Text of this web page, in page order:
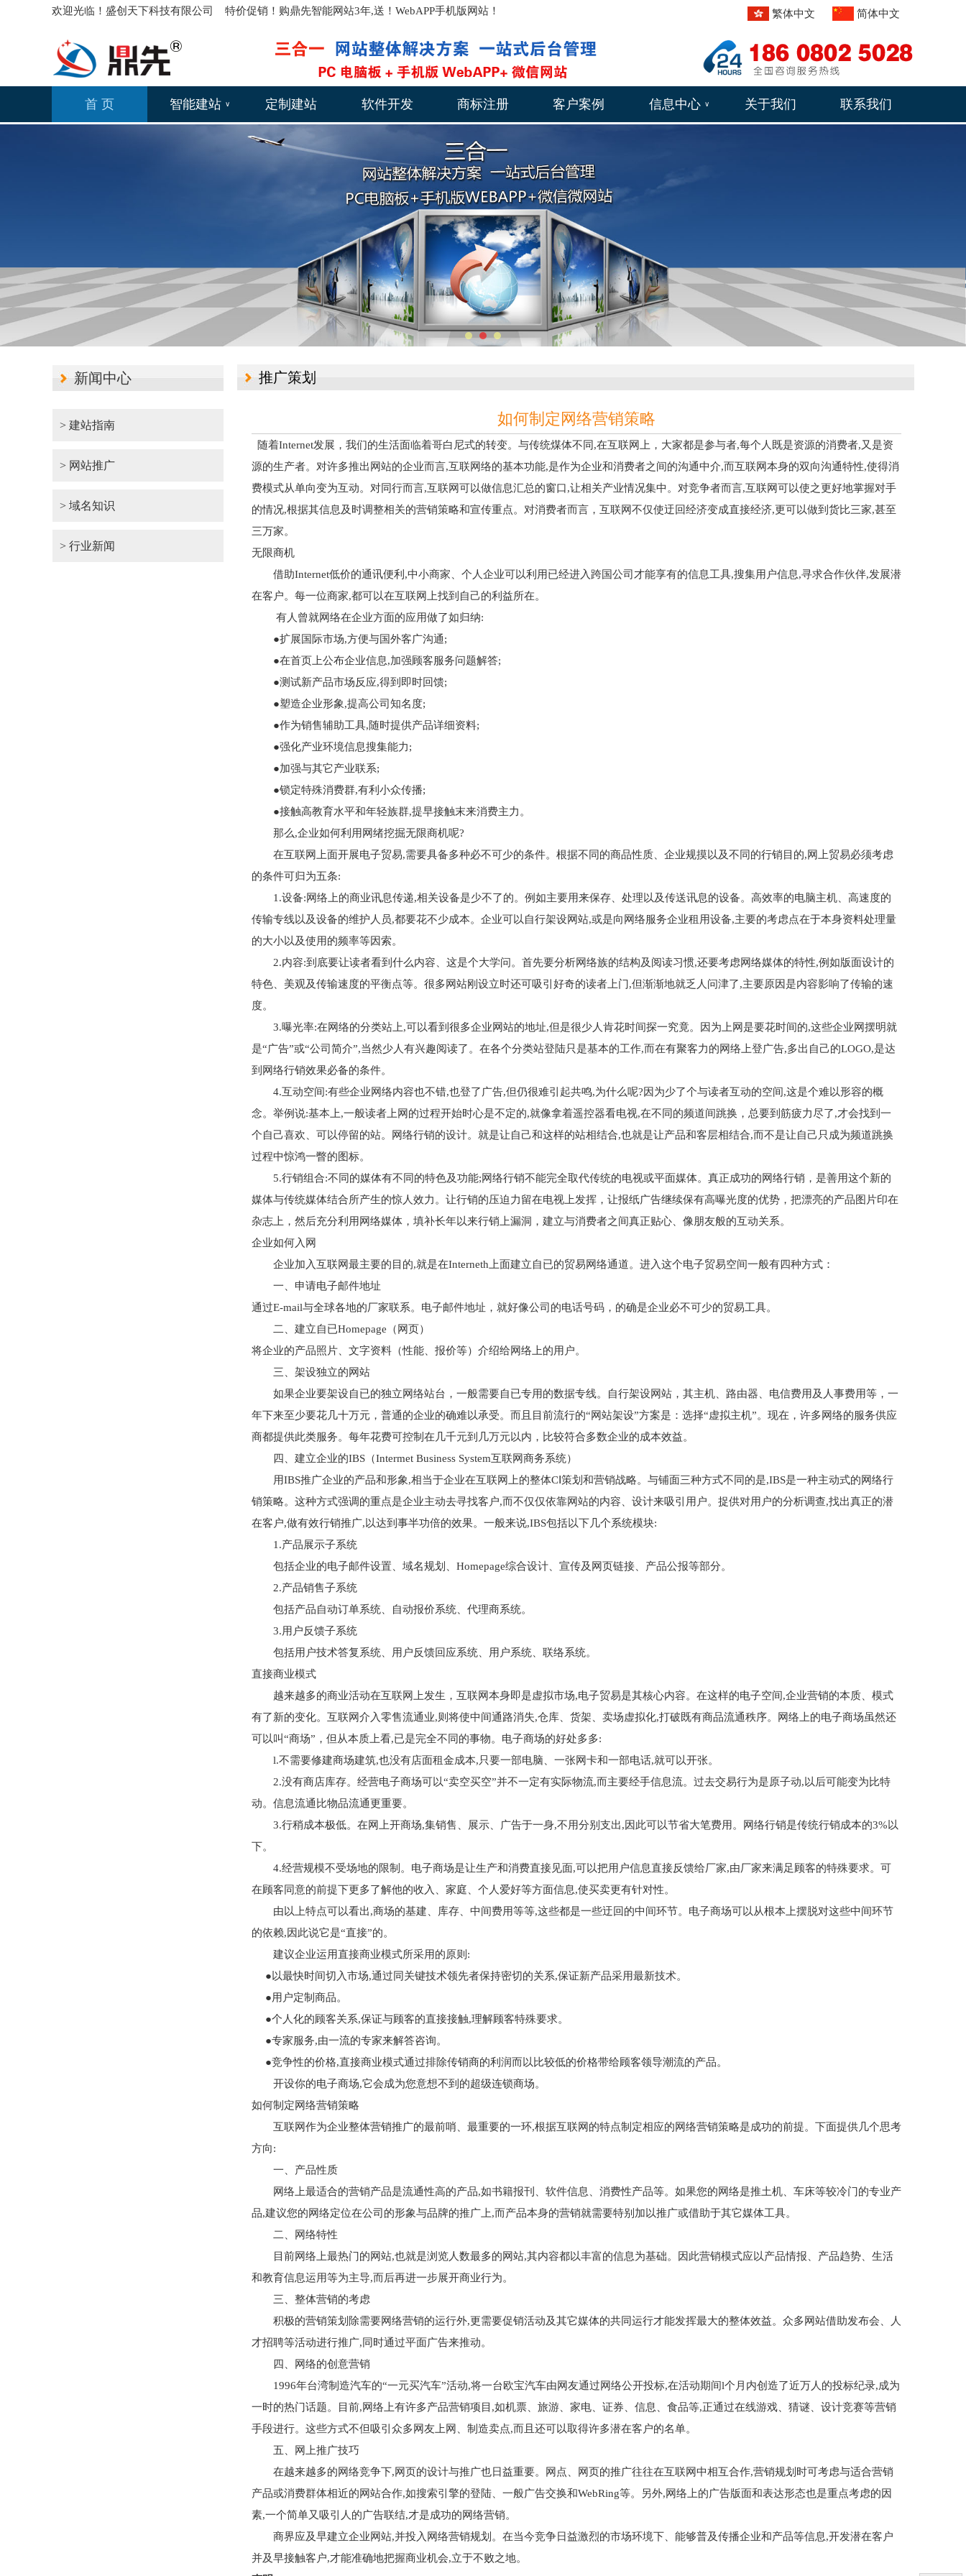
繁体中文 简体中文
欢迎光临！盛创天下科技有限公司 特价促销！购鼎先智能网站3年,送！WebAPP手机版网站！
首 页 智能建站 ∨ 定制建站 软件开发 商标注册 客户案例 信息中心 ∨ 关于我们 联系我们
新闻中心
> 建站指南
> 网站推广
> 域名知识
> 行业新闻
推广策划
如何制定网络营销策略
随着Internet发展，我们的生活面临着哥白尼式的转变。与传统煤体不同,在互联网上，大家都是参与者,每个人既是资源的消费者,又是资
源的生产者。对许多推出网站的企业而言,互联网络的基本功能,是作为企业和消费者之间的沟通中介,而互联网本身的双向沟通特性,使得消
费模式从单向变为互动。对同行而言,互联网可以做信息汇总的窗口,让相关产业情况集中。对竞争者而言,互联网可以使之更好地掌握对手
的情况,根据其信息及时调整相关的营销策略和宣传重点。对消费者而言，互联网不仅使迂回经济变成直接经济,更可以做到货比三家,甚至
三万家。
无限商机
借助Internet低价的通讯便利,中小商家、个人企业可以利用已经进入跨国公司才能享有的信息工具,搜集用户信息,寻求合作伙伴,发展潜
在客户。每一位商家,都可以在互联网上找到自己的利益所在。
有人曾就网络在企业方面的应用做了如归纳:
●扩展国际市场,方便与国外客广沟通;
●在首页上公布企业信息,加强顾客服务问题解答;
●测试新产品市场反应,得到即时回馈;
●塑造企业形象,提高公司知名度;
●作为销售辅助工具,随时提供产品详细资料;
●强化产业环境信息搜集能力;
●加强与其它产业联系;
●锁定特殊消费群,有利小众传播;
●接触高教育水平和年轻族群,提早接触末来消费主力。
那么,企业如何利用网绪挖掘无限商机呢?
在互联网上面开展电子贸易,需要具备多种必不可少的条件。根据不同的商品性质、企业规摸以及不同的行销目的,网上贸易必须考虑
的条件可归为五条:
1.设备:网络上的商业讯息传递,相关设备是少不了的。例如主要用来保存、处理以及传送讯息的设备。高效率的电脑主机、高速度的
传输专线以及设备的维护人员,都要花不少成本。企业可以自行架设网站,或是向网络服务企业租用设备,主要的考虑点在于本身资料处理量
的大小以及使用的频率等因索。
2.内容:到底要让读者看到什么内容、这是个大学问。首先要分析网络族的结构及阅读习惯,还要考虑网络媒体的特性,例如版面设计的
特色、美观及传输速度的平衡点等。很多网站刚设立时还可吸引好奇的读者上门,但渐渐地就乏人问津了,主要原因是内容影响了传输的速
度。
3.曝光率:在网络的分类站上,可以看到很多企业网站的地址,但是很少人肯花时间探一究竟。因为上网是要花时间的,这些企业网摆明就
是“广告”或“公司简介”,当然少人有兴趣阅读了。在各个分类站登陆只是基本的工作,而在有聚客力的网络上登广告,多出自己的LOGO,是达
到网络行销效果必备的条件。
4.互动空间:有些企业网络内容也不错,也登了广告,但仍很难引起共鸣,为什么呢?因为少了个与读者互动的空间,这是个难以形容的概
念。举例说:基本上,一般读者上网的过程开始时心是不定的,就像拿着遥控器看电视,在不同的频道间跳换，总要到筋疲力尽了,才会找到一
个自己喜欢、可以停留的站。网络行销的设计。就是让自己和这样的站相结合,也就是让产品和客层相结合,而不是让自己只成为频道跳换
过程中惊鸿一瞥的图标。
5.行销组合:不同的媒体有不同的特色及功能;网络行销不能完全取代传统的电视或平面媒体。真正成功的网络行销，是善用这个新的
媒体与传统媒体结合所产生的惊人效力。让行销的压迫力留在电视上发挥，让报纸广告继续保有高曝光度的优势，把漂亮的产品图片印在
杂志上，然后充分利用网络媒体，填补长年以来行销上漏洞，建立与消费者之间真正贴心、像朋友般的互动关系。
企业如何入网
企业加入互联网最主要的目的,就是在Interneth上面建立自已的贸易网络通道。进入这个电子贸易空间一般有四种方式：
一、申请电子邮件地址
通过E-mail与全球各地的厂家联系。电子邮件地址，就好像公司的电话号码，的确是企业必不可少的贸易工具。
二、建立自已Homepage（网页）
将企业的产品照片、文字资料（性能、报价等）介绍给网络上的用户。
三、架设独立的网站
如果企业要架设自已的独立网络站台，一般需要自已专用的数据专线。自行架设网站，其主机、路由器、电信费用及人事费用等，一
年下来至少要花几十万元，普通的企业的确难以承受。而且目前流行的“网站架设”方案是：选择“虚拟主机”。现在，许多网络的服务供应
商都提供此类服务。每年花费可控制在几千元到几万元以内，比较符合多数企业的成本效益。
四、建立企业的IBS（Intermet Business System互联网商务系统）
用IBS推广企业的产品和形象,相当于企业在互联网上的整体CⅠ策划和营销战略。与铺面三种方式不同的是,IBS是一种主动式的网络行
销策略。这种方式强调的重点是企业主动去寻找客户,而不仅仅依靠网站的内容、设计来吸引用户。捉供对用户的分析调查,找出真正的潜
在客户,做有效行销推广,以达到事半功倍的效果。一般来说,IBS包括以下几个系统模块:
1.产品展示子系统
包括企业的电子邮件设置、域名规划、Homepage综合设计、宣传及网页链接、产品公报等部分。
2.产品销售子系统
包括产品自动订单系统、自动报价系统、代理商系统。
3.用户反馈子系统
包括用户技术答复系统、用户反馈回应系统、用户系统、联络系统。
直接商业模式
越来越多的商业活动在互联网上发生，互联网本身即是虚拟市场,电子贸易是其核心内容。在这样的电子空间,企业营销的本质、模式
有了新的变化。互联网介入零售流通业,则将使中间通路消失,仓库、货架、卖场虚拟化,打破既有商品流通秩序。网络上的电子商场虽然还
可以叫“商场”，但从本质上看,已是完全不同的事物。电子商场的好处多多:
l.不需要修建商场建筑,也没有店面租金成本,只要一部电脑、一张网卡和一部电话,就可以开张。
2.没有商店库存。经营电子商场可以“卖空买空”并不一定有实际物流,而主要经手信息流。过去交易行为是原子动,以后可能变为比特
动。信息流通比物品流通更重要。
3.行稍成本极低。在网上开商场,集销售、展示、广告于一身,不用分别支出,因此可以节省大笔费用。网络行销是传统行销成本的3%以
下。
4.经营规模不受场地的限制。电子商场是让生产和消费直接见面,可以把用户信息直接反馈给厂家,由厂家来满足顾客的特殊要求。可
在顾客同意的前提下更多了解他的收入、家庭、个人爱好等方面信息,使买卖更有针对性。
由以上特点可以看出,商场的基建、库存、中间费用等等,这些都是一些迂回的中间环节。电子商场可以从根本上摆脱对这些中间环节
的依赖,因此说它是“直接”的。
建议企业运用直接商业模式所采用的原则:
●以最快时间切入市场,通过同关键技术领先者保持密切的关系,保证新产品采用最新技术。
●用户定制商品。
●个人化的顾客关系,保证与顾客的直接接触,理解顾客特殊要求。
●专家服务,由一流的专家来解答咨询。
●竞争性的价格,直接商业模式通过排除传销商的利润而以比较低的价格带给顾客领导潮流的产品。
开设你的电子商场,它会成为您意想不到的超级连锁商场。
如何制定网络营销策略
互联网作为企业整体营销推广的最前哨、最重要的一环,根据互联网的特点制定相应的网络营销策略是成功的前提。下面提供几个思考
方向:
一、产品性质
网络上最适合的营销产品是流通性高的产品,如书籍报刊、软件信息、消费性产品等。如果您的网络是推土机、车床等较冷门的专业产
品,建议您的网络定位在公司的形象与品牌的推广上,而产品本身的营销就需要特别加以推广或借助于其它媒体工具。
二、网络特性
目前网络上最热门的网站,也就是浏览人数最多的网站,其内容都以丰富的信息为基础。因此营销模式应以产品情报、产品趋势、生活
和教育信息运用等为主导,而后再进一步展开商业行为。
三、整体营销的考虑
积极的营销策划除需要网络营销的运行外,更需要促销活动及其它媒体的共同运行才能发挥最大的整体效益。众多网站借助发布会、人
才招聘等活动进行推广,同时通过平面广告来推动。
四、网络的创意营销
1996年台湾制造汽车的“一元买汽车”活动,将一台欧宝汽车由网友通过网络公开投标,在活动期间l个月内创造了近万人的投标纪录,成为
一时的热门话题。目前,网络上有许多产品营销项目,如机票、旅游、家电、证券、信息、食品等,正通过在线游戏、猜谜、设计竞赛等营销
手段进行。这些方式不但吸引众多网友上网、制造卖点,而且还可以取得许多潜在客户的名单。
五、网上推广技巧
在越来越多的网络竞争下,网页的设计与推广也日益重要。网点、网页的推广往往在互联网中相互合作,营销规划时可考虑与适合营销
产品或消费群体相近的网站合作,如搜索引擎的登陆、一般广告交换和WebRing等。另外,网络上的广告版面和表达形态也是重点考虑的因
素,一个简单又吸引人的广告联结,才是成功的网络营销。
商界应及早建立企业网站,并投入网络营销规划。在当今竞争日益激烈的市场环境下、能够普及传播企业和产品等信息,开发潜在客户
并及早接触客户,才能准确地把握商业机会,立于不败之地。